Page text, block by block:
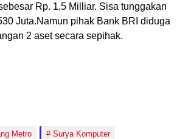
Rp. 1,5 Milliar. Sisa tunggakan
Juta.Namun pihak Bank BRI diduga
2 aset secara sepihak.
Metro Surya Komputer